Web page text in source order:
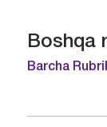
Boshqa
Barcha